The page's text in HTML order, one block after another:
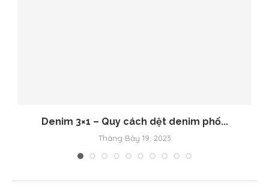
Denim 3×1 – Quy cách dệt denim phổ...
Tháng Bảy 19, 2023